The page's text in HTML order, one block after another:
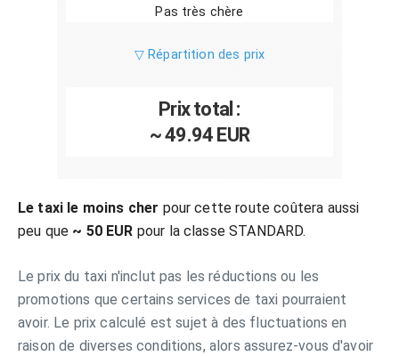
Pas très chère
▽ Répartition des prix
Prix total :
~ 49.94 EUR
Le taxi le moins cher pour cette route coûtera aussi
peu que ~ 50 EUR pour la classe STANDARD.
Le prix du taxi n'inclut pas les réductions ou les
promotions que certains services de taxi pourraient
avoir. Le prix calculé est sujet à des fluctuations en
raison de diverses conditions, alors assurez-vous d'avoir